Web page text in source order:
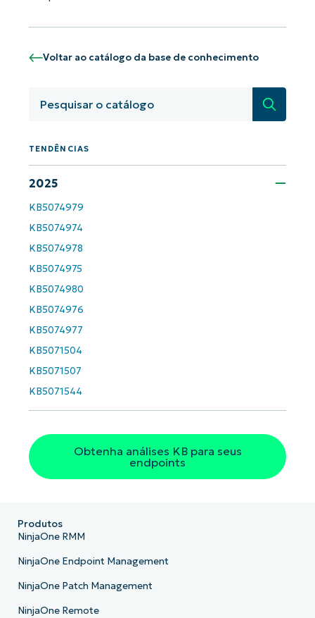
Voltar ao catálogo da base de conhecimento
TENDÊNCIAS
2025
KB5074979
KB5074974
KB5074978
KB5074975
KB5074980
KB5074976
KB5074977
KB5071504
KB5071507
KB5071544
Obtenha análises KB para seus
endpoints
Produtos
NinjaOne RMM
NinjaOne Endpoint Management
NinjaOne Patch Management
NinjaOne Remote